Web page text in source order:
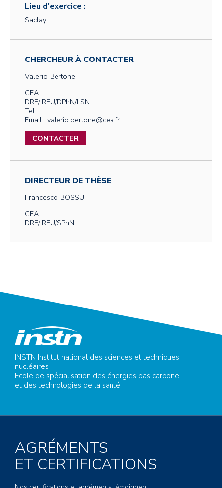
Lieu d'exercice :
Saclay
CHERCHEUR À CONTACTER
Valerio Bertone
CEA
DRF/IRFU/DPhN/LSN
Tel :
Email : valerio.bertone@cea.fr
CONTACTER
DIRECTEUR DE THÈSE
Francesco BOSSU
CEA
DRF/IRFU/SPhN
INSTN Institut national des sciences et techniques
nucléaires
Ecole de spécialisation des énergies bas carbone
et des technologies de la santé
AGRÉMENTS
ET CERTIFICATIONS